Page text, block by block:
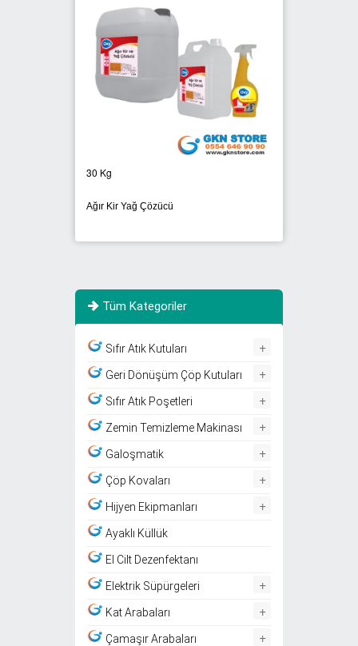
30 Kg
Ağır Kir Yağ Çözücü
Tüm Kategoriler
Sıfır Atık Kutuları +
Geri Dönüşüm Çöp Kutuları +
Sıfır Atık Poşetleri +
Zemin Temizleme Makinası +
Galoşmatik +
Çöp Kovaları +
Hijyen Ekipmanları +
Ayaklı Küllük
El Cilt Dezenfektanı
Elektrik Süpürgeleri +
Kat Arabaları +
Çamaşır Arabaları +